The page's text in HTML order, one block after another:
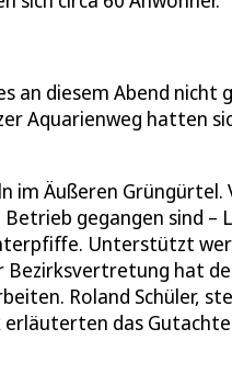
an diesem Abend nicht
Aquarienweg hatten
im Äußeren
gegangen sind –
Unterstützt
Bezirksvertretung hat
Roland Schüler,
das